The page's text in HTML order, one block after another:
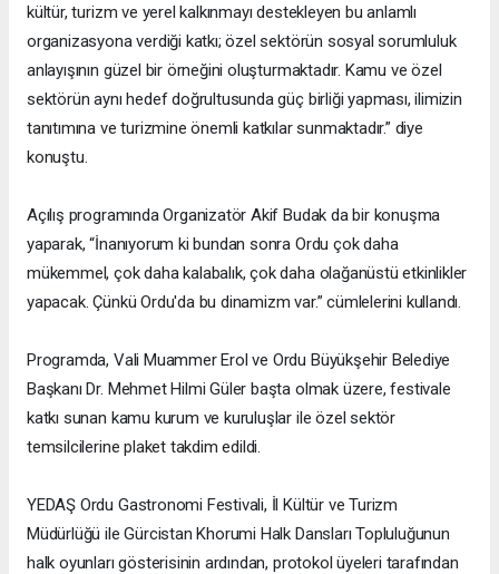
kültür, turizm ve yerel kalkınmayı destekleyen bu anlamlı
organizasyona verdiği katkı; özel sektörün sosyal sorumluluk
anlayışının güzel bir örneğini oluşturmaktadır. Kamu ve özel
sektörün aynı hedef doğrultusunda güç birliği yapması, ilimizin
tanıtımına ve turizmine önemli katkılar sunmaktadır.” diye
konuştu.
Açılış programında Organizatör Akif Budak da bir konuşma
yaparak, “İnanıyorum ki bundan sonra Ordu çok daha
mükemmel, çok daha kalabalık, çok daha olağanüstü etkinlikler
yapacak. Çünkü Ordu'da bu dinamizm var.” cümlelerini kullandı.
Programda, Vali Muammer Erol ve Ordu Büyükşehir Belediye
Başkanı Dr. Mehmet Hilmi Güler başta olmak üzere, festivale
katkı sunan kamu kurum ve kuruluşlar ile özel sektör
temsilcilerine plaket takdim edildi.
YEDAŞ Ordu Gastronomi Festivali, İl Kültür ve Turizm
Müdürlüğü ile Gürcistan Khorumi Halk Dansları Topluluğunun
halk oyunları gösterisinin ardından, protokol üyeleri tarafından